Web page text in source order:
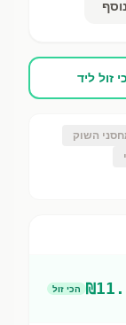
זול ליד
השוק
₪ הכי זול